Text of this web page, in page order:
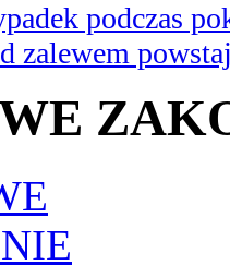
podczas
zalewem